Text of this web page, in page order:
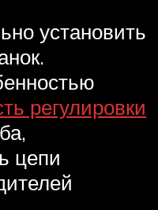
установить
регулировки
цепи